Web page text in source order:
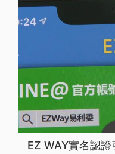
EZ WAY實名認